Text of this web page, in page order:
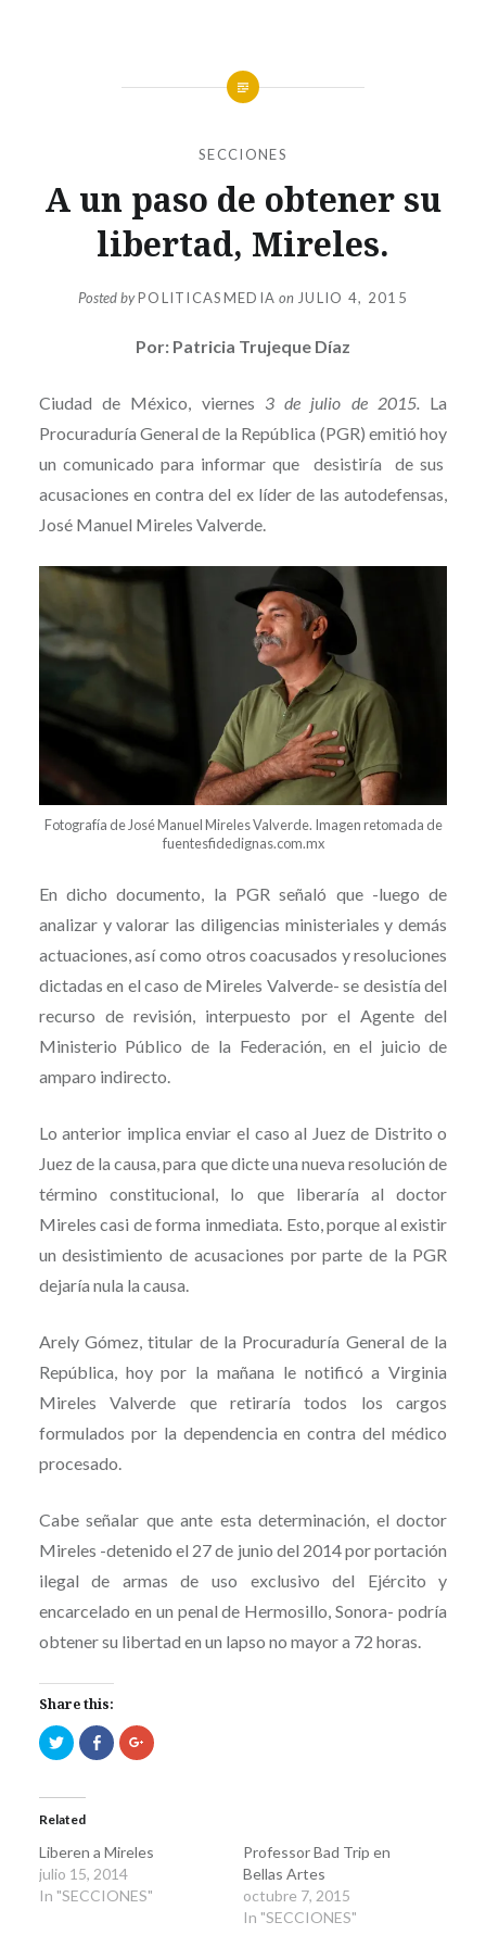
SECCIONES
A un paso de obtener su
libertad, Mireles.
Posted byPOLITICASMEDIA on JULIO 4, 2015
Por: Patricia Trujeque Díaz
Ciudad de México, viernes 3 de julio de 2015. La
Procuraduría General de la República (PGR) emitió hoy
un comunicado para informar que desistiría de sus
acusaciones en contra del ex líder de las autodefensas,
José Manuel Mireles Valverde.
Fotografía de José Manuel Mireles Valverde. Imagen retomada de
fuentesfidedignas.com.mx
En dicho documento, la PGR señaló que -luego de
analizar y valorar las diligencias ministeriales y demás
actuaciones, así como otros coacusados y resoluciones
dictadas en el caso de Mireles Valverde- se desistía del
recurso de revisión, interpuesto por el Agente del
Ministerio Público de la Federación, en el juicio de
amparo indirecto.
Lo anterior implica enviar el caso al Juez de Distrito o
Juez de la causa, para que dicte una nueva resolución de
término constitucional, lo que liberaría al doctor
Mireles casi de forma inmediata. Esto, porque al existir
un desistimiento de acusaciones por parte de la PGR
dejaría nula la causa.
Arely Gómez, titular de la Procuraduría General de la
República, hoy por la mañana le notificó a Virginia
Mireles Valverde que retiraría todos los cargos
formulados por la dependencia en contra del médico
procesado.
Cabe señalar que ante esta determinación, el doctor
Mireles -detenido el 27 de junio del 2014 por portación
ilegal de armas de uso exclusivo del Ejército y
encarcelado en un penal de Hermosillo, Sonora- podría
obtener su libertad en un lapso no mayor a 72 horas.
Share this:
Click
to
share
in
window)
Click
to
share
window)
Click
to
Related
Liberen a Mireles
julio 15, 2014
In "SECCIONES"
Professor Bad Trip en
Bellas Artes
octubre 7, 2015
In "SECCIONES"